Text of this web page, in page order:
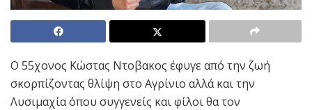
Ο 55χονος Κώστας Ντοβακος έφυγε από την ζωή
σκορπίζοντας θλίψη στο Αγρίνιο αλλά και την
Λυσιμαχία όπου συγγενείς και φίλοι θα τον